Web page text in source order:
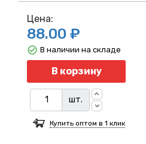
Цена:
88.00 ₽
В корзину
шт.
В наличии на складе
Купить оптом в 1 клик